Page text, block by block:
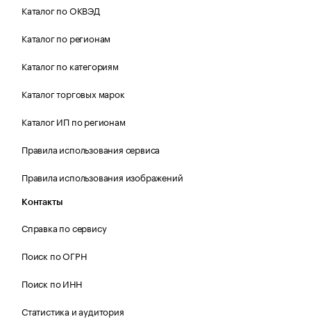
Каталог по ОКВЭД
Каталог по регионам
Каталог по категориям
Каталог торговых марок
Каталог ИП по регионам
Правила использования сервиса
Правила использования изображений
Контакты
Справка по сервису
Поиск по ОГРН
Поиск по ИНН
Статистика и аудитория